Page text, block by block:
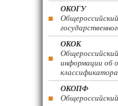
ОКОГУ
ОКОК
информации об
ОКОПФ